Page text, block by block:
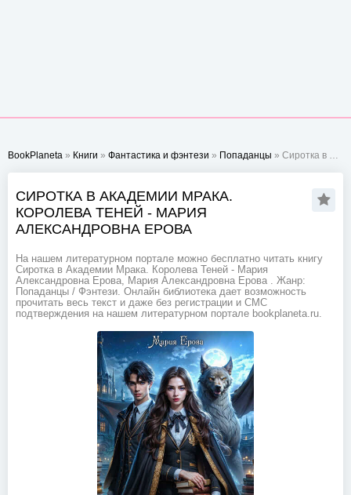
BookPlaneta » Книги » Фантастика и фэнтези » Попаданцы » Сиротка в Академии Мрака. Королева Теней - Мария Александровна Ерова
СИРОТКА В АКАДЕМИИ МРАКА.
КОРОЛЕВА ТЕНЕЙ - МАРИЯ
АЛЕКСАНДРОВНА ЕРОВА
На нашем литературном портале можно бесплатно читать книгу
Сиротка в Академии Мрака. Королева Теней - Мария
Александровна Ерова, Мария Александровна Ерова . Жанр:
Попаданцы / Фэнтези. Онлайн библиотека дает возможность
прочитать весь текст и даже без регистрации и СМС
подтверждения на нашем литературном портале bookplaneta.ru.